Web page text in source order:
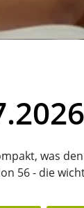
was
56 - die